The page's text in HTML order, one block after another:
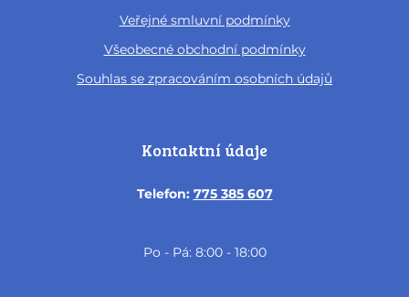
Veřejné smluvní podmínky
Všeobecné obchodní podmínky
Souhlas se zpracováním osobních údajů
Kontaktní údaje
Telefon: 775 385 607
Po - Pá: 8:00 - 18:00